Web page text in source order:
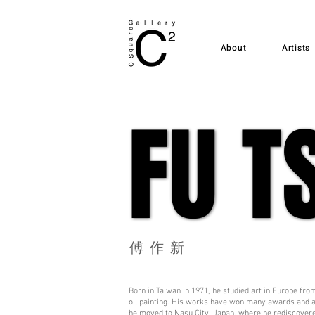
About Artists
FU
FU
​傅作新
Born in Taiwan in 1971, he studied art in Europe
oil painting. His works have won many awards and